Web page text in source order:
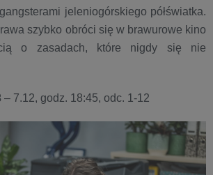
jeleniogórskiego półświatka.
szybko obróci się w brawurowe kino
o zasadach, które nigdy się nie
– 7.12, godz. 18:45, odc. 1-12